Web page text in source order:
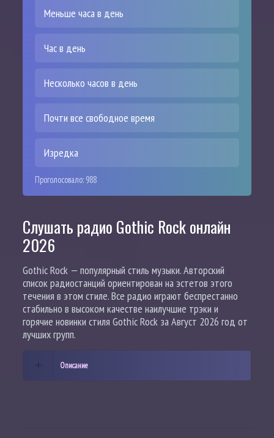
Меньше часа в день
Час в день
Несколько часов в день
Почти все свободное время
Изредка
Проголосовало: 988
Слушать радио Gothic Rock онлайн
2026
Gothic Rock — популярный стиль музыки. Авторский
список радиостанций ориентирован на эстетов этого
течения в этом стиле. Все радио играют беспрестанно
стабильно в высоком качестве наилучшие трэки и
горячие новинки стиля Gothic Rock за Август 2026 год от
лучших групп.
Описание